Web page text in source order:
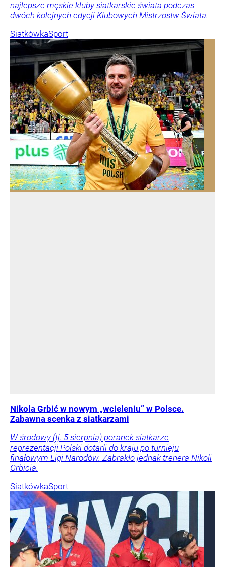
najlepsze męskie kluby siatkarskie świata podczas
dwóch kolejnych edycji Klubowych Mistrzostw Świata.
SiatkówkaSport
Nikola Grbić w nowym „wcieleniu” w Polsce.
Zabawna scenka z siatkarzami
W środowy (tj. 5 sierpnia) poranek siatkarze
reprezentacji Polski dotarli do kraju po turnieju
finałowym Ligi Narodów. Zabrakło jednak trenera Nikoli
Grbicia.
SiatkówkaSport